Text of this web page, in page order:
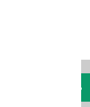
Отправить